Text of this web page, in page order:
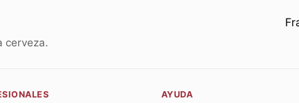
cerveza.
AYUDA